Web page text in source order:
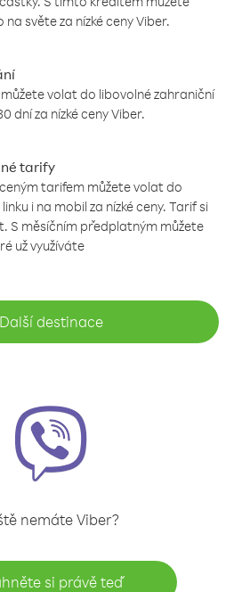
světe za nízké ceny Viber.
volat do libovolné zahraniční
dní za nízké ceny Viber.
tarify
tarifem můžete volat do
i na mobil za nízké ceny. Tarif si
S měsíčním předplatným můžete
už využíváte
Další destinace
nemáte Viber?
si právě teď